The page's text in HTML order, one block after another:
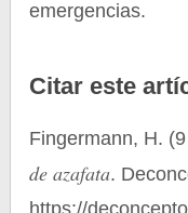
emergencias.
Citar este
Fingermann, H.
de azafata.
https://